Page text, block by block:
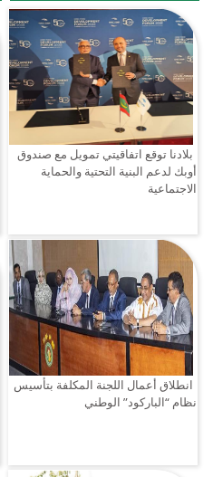
بلادنا توقع اتفاقيتي تمويل مع صندوق
أوبك لدعم البنية التحتية والحماية
الاجتماعية
انطلاق أعمال اللجنة المكلفة بتأسيس
نظام “الباركود” الوطني